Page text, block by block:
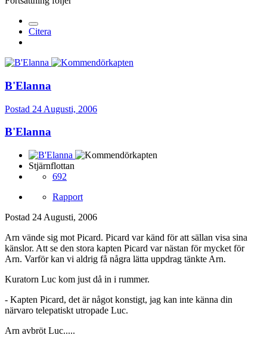
Citera
B'Elanna
Postad 24 Augusti, 2006
B'Elanna
Stjärnflottan
692
Rapport
Postad 24 Augusti, 2006
Arn vände sig mot Picard. Picard var känd för att sällan visa sina
känslor. Att se den stora kapten Picard var nästan för mycket för
Arn. Varför kan vi aldrig få några lätta uppdrag tänkte Arn.
Kuratorn Luc kom just då in i rummer.
- Kapten Picard, det är något konstigt, jag kan inte känna din
närvaro telepatiskt utropade Luc.
Arn avbröt Luc.....